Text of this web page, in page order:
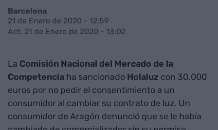
Barcelona
21 de Enero de 2020 - 12:59
Act. 21 de Enero de 2020 - 13:02
La Comisión Nacional del Mercado de la
Competencia ha sancionado Holaluz con 30.000
euros por no pedir el consentimiento a un
consumidor al cambiar su contrato de luz. Un
consumidor de Aragón denunció que se le había